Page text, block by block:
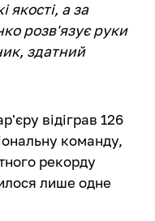
якості, а за
розв'язує руки
здатний
відіграв 126
команду,
рекорду
лише одне